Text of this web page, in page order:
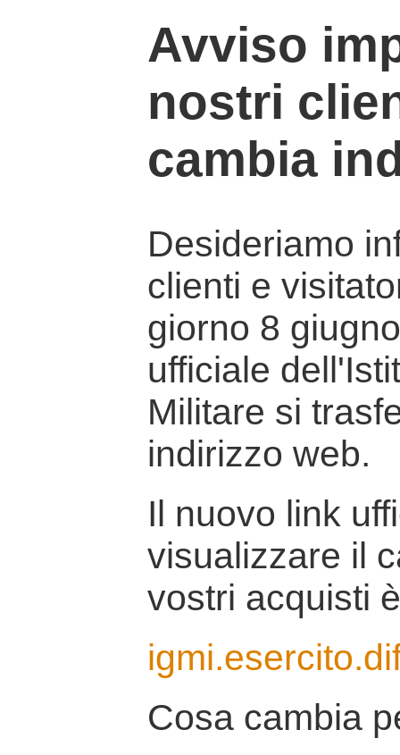
Avviso
nostri
cambia
Desideriamo
clienti e
giorno 8
ufficiale
Militare si
indirizzo web.
Il nuovo link
visualizzare il
vostri acquisti
Cosa cambia